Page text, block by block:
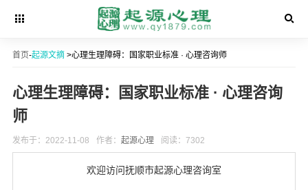
首页-起源文摘 >心理生理障碍：国家职业标准 · 心理咨询师
心理生理障碍：国家职业标准 · 心理咨询
师
发布于：2022-11-08 作者： 起源心理 阅读：7302
欢迎访问抚顺市起源心理咨询室